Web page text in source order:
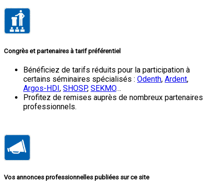
Congrès et partenaires à tarifpréférentiel
Bénéficiez de tarifs réduits pour la participation à
certains séminaires spécialisés : Odenth, Ardent,
Argos-HDI, SHOSP, SEKMO…
Profitez de remises auprès de nombreux partenaires
professionnels.
Vos annonces professionnelles publiées sur ce site